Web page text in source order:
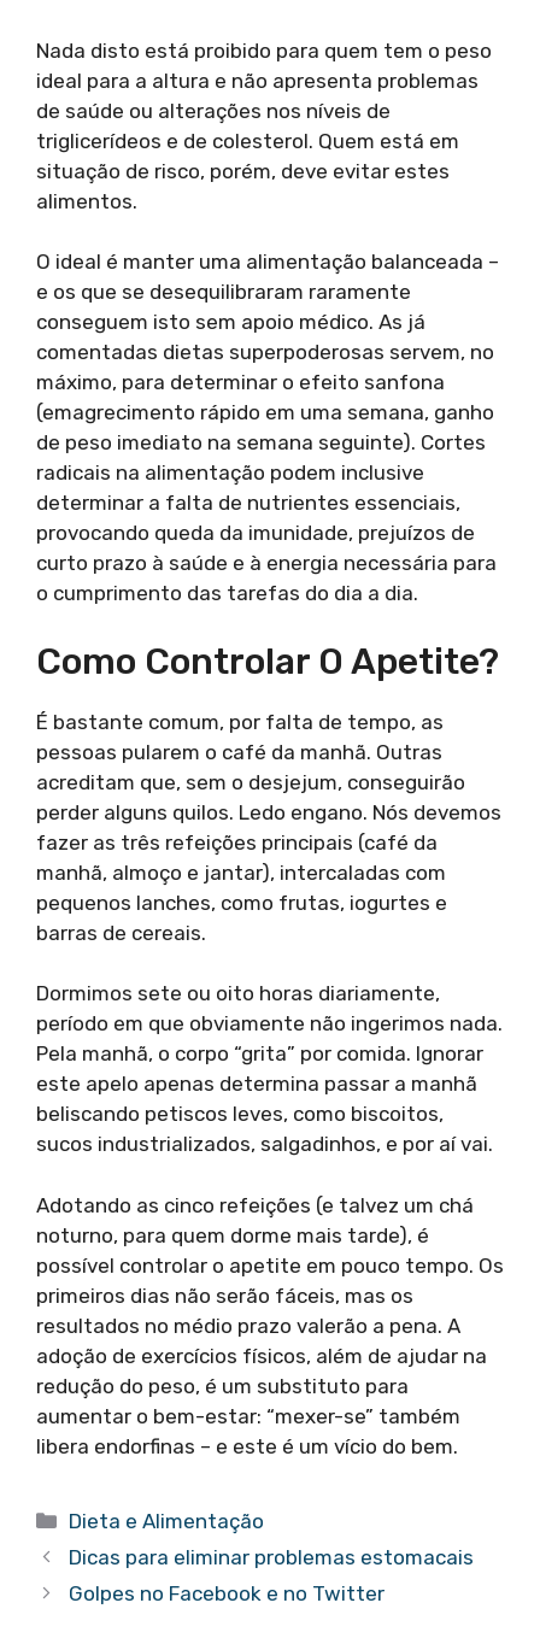
Nada disto está proibido para quem tem o peso
ideal para a altura e não apresenta problemas
de saúde ou alterações nos níveis de
triglicerídeos e de colesterol. Quem está em
situação de risco, porém, deve evitar estes
alimentos.
O ideal é manter uma alimentação balanceada –
e os que se desequilibraram raramente
conseguem isto sem apoio médico. As já
comentadas dietas superpoderosas servem, no
máximo, para determinar o efeito sanfona
(emagrecimento rápido em uma semana, ganho
de peso imediato na semana seguinte). Cortes
radicais na alimentação podem inclusive
determinar a falta de nutrientes essenciais,
provocando queda da imunidade, prejuízos de
curto prazo à saúde e à energia necessária para
o cumprimento das tarefas do dia a dia.
Como Controlar O Apetite?
É bastante comum, por falta de tempo, as
pessoas pularem o café da manhã. Outras
acreditam que, sem o desjejum, conseguirão
perder alguns quilos. Ledo engano. Nós devemos
fazer as três refeições principais (café da
manhã, almoço e jantar), intercaladas com
pequenos lanches, como frutas, iogurtes e
barras de cereais.
Dormimos sete ou oito horas diariamente,
período em que obviamente não ingerimos nada.
Pela manhã, o corpo “grita” por comida. Ignorar
este apelo apenas determina passar a manhã
beliscando petiscos leves, como biscoitos,
sucos industrializados, salgadinhos, e por aí vai.
Adotando as cinco refeições (e talvez um chá
noturno, para quem dorme mais tarde), é
possível controlar o apetite em pouco tempo. Os
primeiros dias não serão fáceis, mas os
resultados no médio prazo valerão a pena. A
adoção de exercícios físicos, além de ajudar na
redução do peso, é um substituto para
aumentar o bem-estar: “mexer-se” também
libera endorfinas – e este é um vício do bem.
Categorias
Dieta e Alimentação
Dicas para eliminar problemas estomacais
Golpes no Facebook e no Twitter